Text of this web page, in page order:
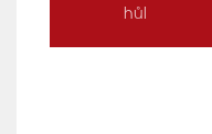
hůl